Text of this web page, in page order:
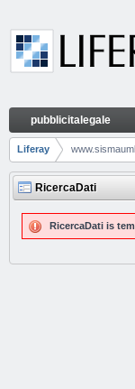
trasparenza
Navigation
pubblicitalegale
Breadcrumbs
Liferay
RicercaDati
RicercaDati is